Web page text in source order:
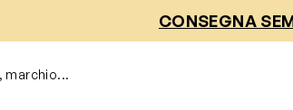
CONSEGNA